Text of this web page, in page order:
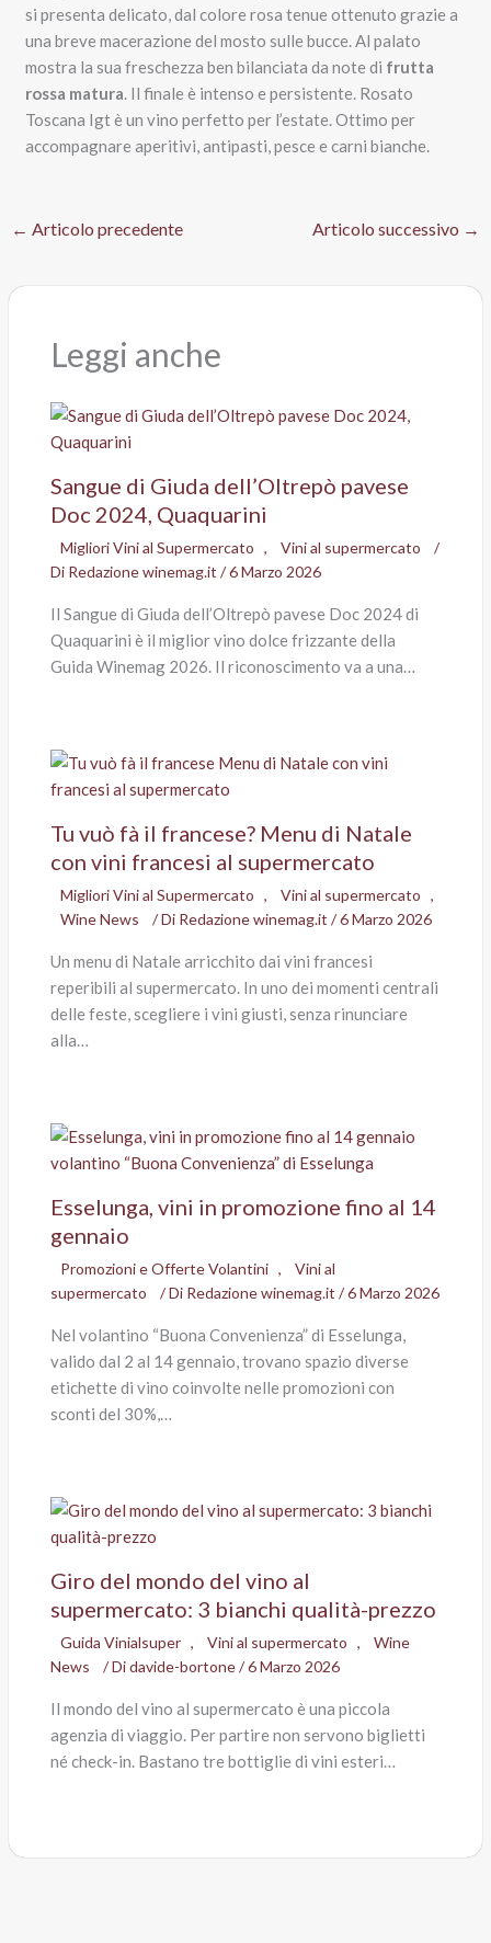
si presenta delicato, dal colore rosa tenue ottenuto grazie a
una breve macerazione del mosto sulle bucce. Al palato
mostra la sua freschezza ben bilanciata da note di frutta
rossa matura. Il finale è intenso e persistente. Rosato
Toscana Igt è un vino perfetto per l’estate. Ottimo per
accompagnare aperitivi, antipasti, pesce e carni bianche.
← Articolo precedente Articolo successivo →
Leggi anche
Sangue di Giuda dell’Oltrepò pavese
Doc 2024, Quaquarini
Migliori Vini al Supermercato , Vini al supermercato
/
Di Redazione winemag.it /6 Marzo 2026
Il Sangue di Giuda dell’Oltrepò pavese Doc 2024 di
Quaquarini è il miglior vino dolce frizzante della
Guida Winemag 2026. Il riconoscimento va a una…
Tu vuò fà il francese? Menu di Natale
con vini francesi al supermercato
Migliori Vini al Supermercato , Vini al supermercato ,
Wine News
/ Di Redazione winemag.it /6 Marzo 2026
Un menu di Natale arricchito dai vini francesi
reperibili al supermercato. In uno dei momenti centrali
delle feste, scegliere i vini giusti, senza rinunciare
alla…
Esselunga, vini in promozione fino al 14
gennaio
Promozioni e Offerte Volantini ,
Vini al
supermercato
/ Di Redazione winemag.it /6 Marzo 2026
Nel volantino “Buona Convenienza” di Esselunga,
valido dal 2 al 14 gennaio, trovano spazio diverse
etichette di vino coinvolte nelle promozioni con
sconti del 30%,…
Giro del mondo del vino al
supermercato: 3 bianchi qualità-prezzo
Guida Vinialsuper , Vini al supermercato ,
Wine
News
/ Didavide-bortone/6 Marzo 2026
Il mondo del vino al supermercato è una piccola
agenzia di viaggio. Per partire non servono biglietti
né check-in. Bastano tre bottiglie di vini esteri…